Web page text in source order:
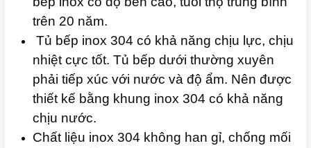
trên 20 năm.
Tủ bếp inox 304 có khả năng chịu lực, chịu
nhiệt cực tốt. Tủ bếp dưới thường xuyên
phải tiếp xúc với nước và độ ẩm. Nên được
thiết kế bằng khung inox 304 có khả năng
chịu nước.
Chất liệu inox 304 không han gỉ, chống mối